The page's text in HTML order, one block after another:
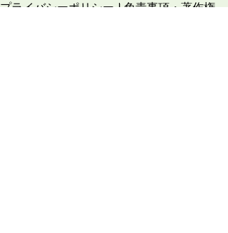
プライバシーポリシー
免責事項・著作権